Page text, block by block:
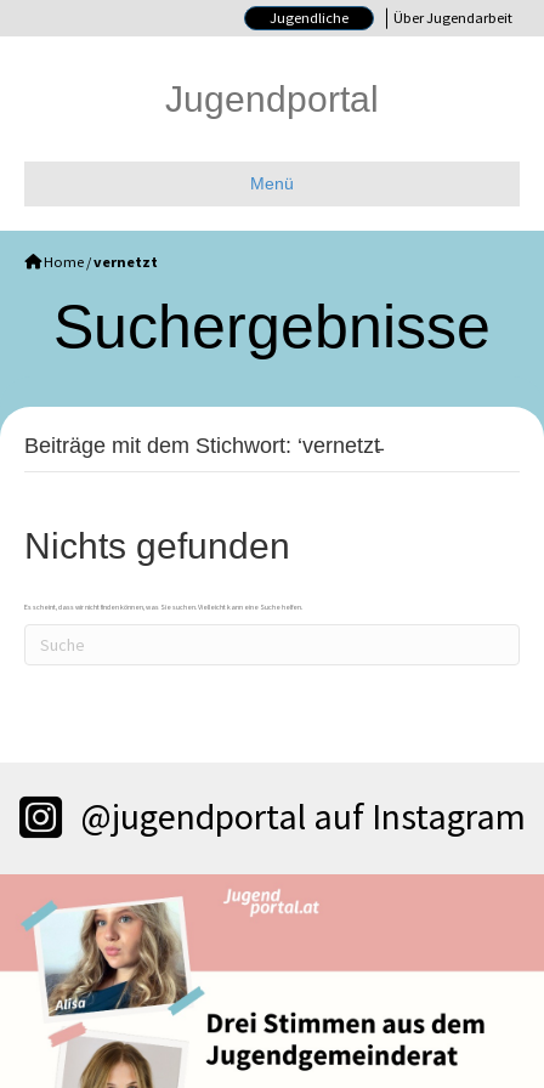
Jugendliche Über Jugendarbeit
Jugendportal
Menü
Home /vernetzt
Such­ergebnisse
Beiträge mit dem Stichwort: ‘vernetzt̵
Nichts gefunden
Es scheint, dass wir nicht finden können, was Sie suchen. Vielleicht kann eine Suche helfen.
@jugendportal auf Instagram